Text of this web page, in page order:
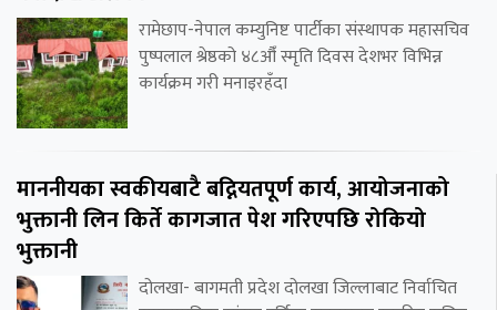
रामेछाप-नेपाल कम्युनिष्ट पार्टीका संस्थापक महासचिव
पुष्पलाल श्रेष्ठको ४८औँ स्मृति दिवस देशभर विभिन्न
कार्यक्रम गरी मनाइरहँदा
माननीयका स्वकीयबाटै बद्नियतपूर्ण कार्य, आयोजनाको
भुक्तानी लिन किर्ते कागजात पेश गरिएपछि रोकियो
भुक्तानी
दोलखा- बागमती प्रदेश दोलखा जिल्लाबाट निर्वाचित